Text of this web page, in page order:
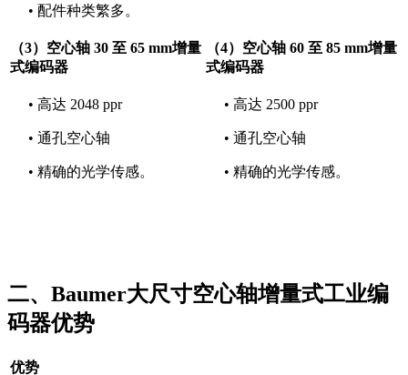
• 配件种类繁多。
（3）空心轴 30 至 65 mm增量
式编码器
（4）空心轴 60 至 85 mm增量
式编码器
• 高达 2048 ppr
• 通孔空心轴
• 精确的光学传感。
• 高达 2500 ppr
• 通孔空心轴
• 精确的光学传感。
二、Baumer大尺寸空心轴增量式工业编
码器优势
优势